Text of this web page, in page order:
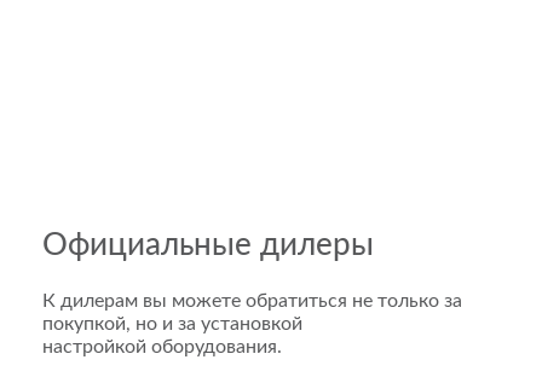
Официальные дилеры
К дилерам вы можете обратиться не только за
покупкой, но и за установкой
настройкой оборудования.